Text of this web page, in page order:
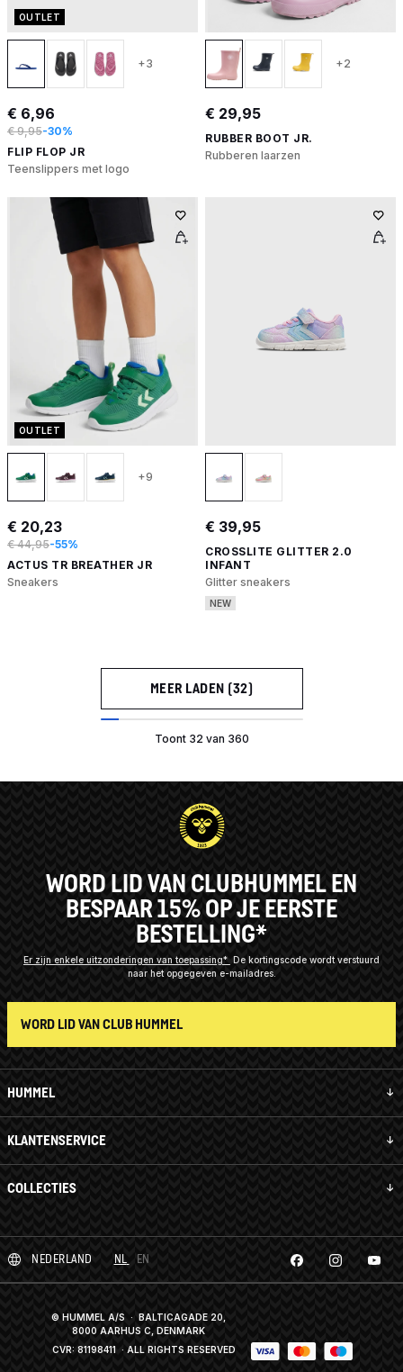
OUTLET
+3
€ 6,96
€ 9,95-30%
FLIP FLOP JR
Teenslippers met logo
+2
€ 29,95
RUBBER BOOT JR.
Rubberen laarzen
OUTLET
+9
€ 20,23
€ 44,95-55%
ACTUS TR BREATHER JR
Sneakers
€ 39,95
CROSSLITE GLITTER 2.0
INFANT
Glitter sneakers
NEW
MEER LADEN (32)
Toont 32 van 360
HUMMEL
KLANTENSERVICE
COLLECTIES
WORD LID VAN CLUBHUMMEL EN
BESPAAR 15% OP JE EERSTE
BESTELLING*
Er zijn enkele uitzonderingen van toepassing* De kortingscode wordt verstuurd
naar het opgegeven e-mailadres.
WORD LID VAN CLUB HUMMEL
NEDERLAND NL EN
© HUMMEL A/S · BALTICAGADE 20,
8000 AARHUS C, DENMARK
CVR: 81198411 · ALL RIGHTS RESERVED